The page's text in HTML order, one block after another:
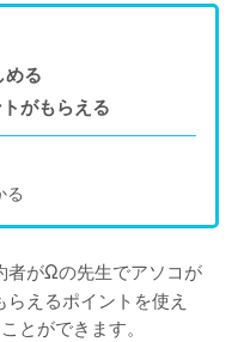
める
がもらえる
る
がΩの先生でアソコが
えるポイントを使え
とができます。